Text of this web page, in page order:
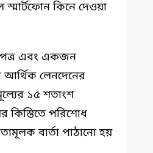
কিনে দেওয়া
এবং একজন
আর্থিক লেনদেনের
১৫ শতাংশ
কিস্তিতে পরিশোধ
বার্তা পাঠানো হয়